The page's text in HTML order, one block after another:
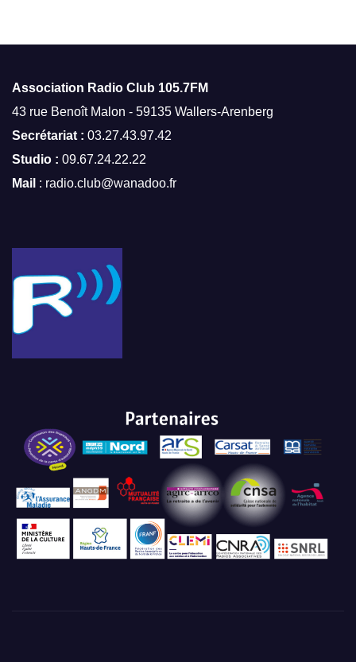
Association Radio Club 105.7FM
43 rue Benoît Malon - 59135 Wallers-Arenberg
Secrétariat : 03.27.43.97.42
Studio : 09.67.24.22.22
Mail : radio.club@wanadoo.fr